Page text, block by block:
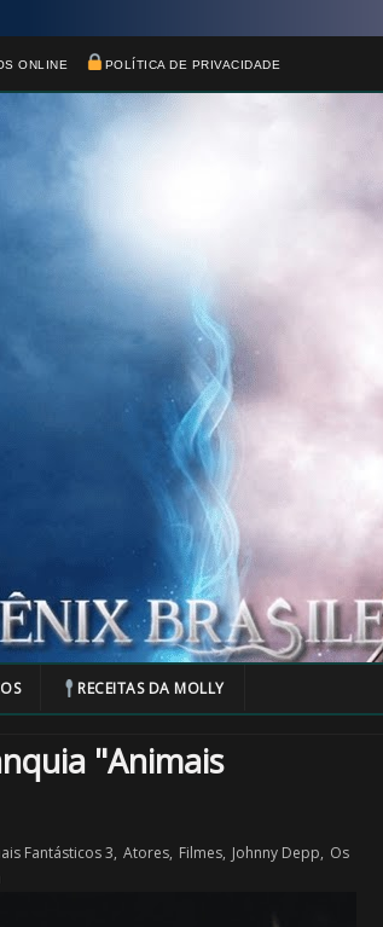
ONLINE POLÍTICA DE PRIVACIDADE
RECEITAS DA MOLLY
"Animais
Fantásticos 3, Atores, Filmes, Johnny Depp, Os